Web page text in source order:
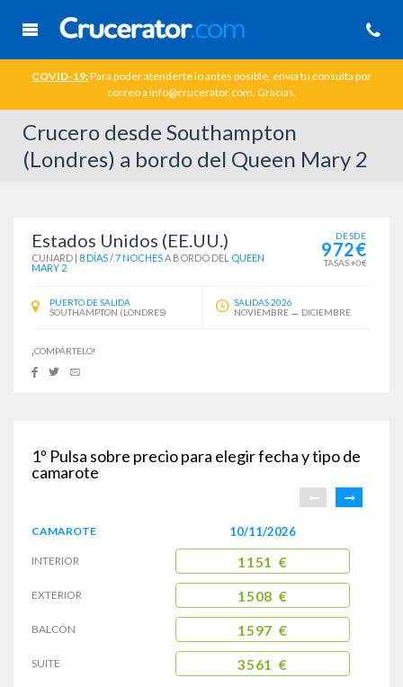
COVID-19:Para poder atenderte lo antes posible, envia tu consulta por
correo a info@crucerator.com. Gracias.
Crucero desde Southampton
(Londres) a bordo del Queen Mary 2
Estados Unidos (EE.UU.)
CUNARD | 8 DÍAS / 7 NOCHESA BORDO DEL QUEEN
MARY 2
DESDE
972€
TASAS +0€
PUERTO DE SALIDA
SOUTHAMPTON (LONDRES)
SALIDAS 2026
NOVIEMBRE → DICIEMBRE
¡COMPÁRTELO!
1º Pulsa sobre precio para elegir fecha y tipo de
camarote
CAMAROTE
INTERIOR
EXTERIOR
BALCÓN
SUITE
10/11/2026
1151 €
1508 €
1597 €
3561 €